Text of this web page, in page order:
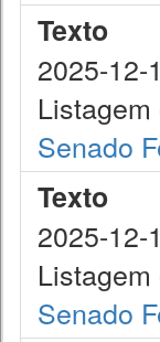
Texto
2025-12-
Senado
Texto
2025-12-
Senado